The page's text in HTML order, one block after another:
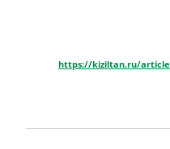
https://kiziltan.ru/